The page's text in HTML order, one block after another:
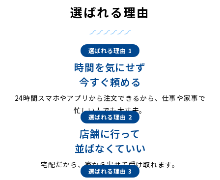
選ばれる理由
選ばれる理由 1
時間を気にせず
今すぐ頼める
24時間スマホやアプリから注文できるから、仕事や家事で
忙しい人でも大丈夫。
選ばれる理由 2
店舗に行って
並ばなくていい
宅配だから、家から出せて受け取れます。
選ばれる理由 3